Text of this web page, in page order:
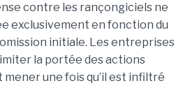
contre les rançongiciels ne
exclusivement en fonction du
initiale. Les entreprises
la portée des actions
mener une fois qu’il est infiltré